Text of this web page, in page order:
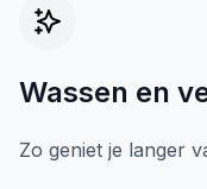
Wassen en
Zo geniet je langer